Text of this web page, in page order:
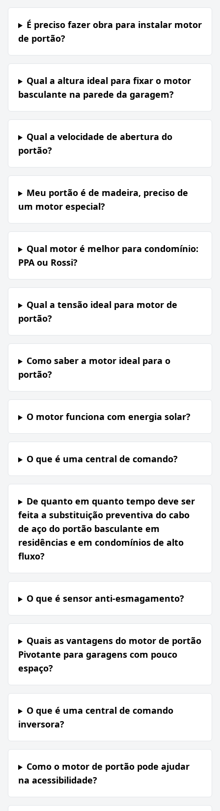
É preciso fazer obra para instalar motor
de portão?
Qual a altura ideal para fixar o motor
basculante na parede da garagem?
Qual a velocidade de abertura do
portão?
Meu portão é de madeira, preciso de
um motor especial?
Qual motor é melhor para condomínio:
PPA ou Rossi?
Qual a tensão ideal para motor de
portão?
Como saber a motor ideal para o
portão?
O motor funciona com energia solar?
O que é uma central de comando?
De quanto em quanto tempo deve ser
feita a substituição preventiva do cabo
de aço do portão basculante em
residências e em condomínios de alto
fluxo?
O que é sensor anti-esmagamento?
Quais as vantagens do motor de portão
Pivotante para garagens com pouco
espaço?
O que é uma central de comando
inversora?
Como o motor de portão pode ajudar
na acessibilidade?